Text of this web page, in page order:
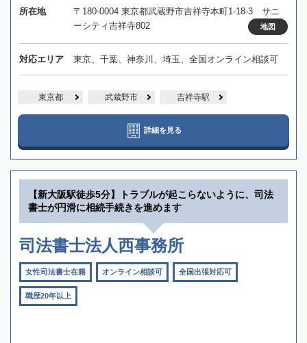
所在地
〒180-0004 東京都武蔵野市吉祥寺本町1-18-3 サニ
ーシティ吉祥寺802
地図
対応エリア 東京、千葉、神奈川、埼玉、全国オンライン相談可
東京都 武蔵野市 吉祥寺駅
詳細を見る
【新大阪駅徒歩5分】トラブルが起こらないように、司法
書士が円滑に相続手続きを進めます
司法書士法人西事務所
女性司法書士在籍 オンライン相談可 全国出張対応可
職歴20年以上